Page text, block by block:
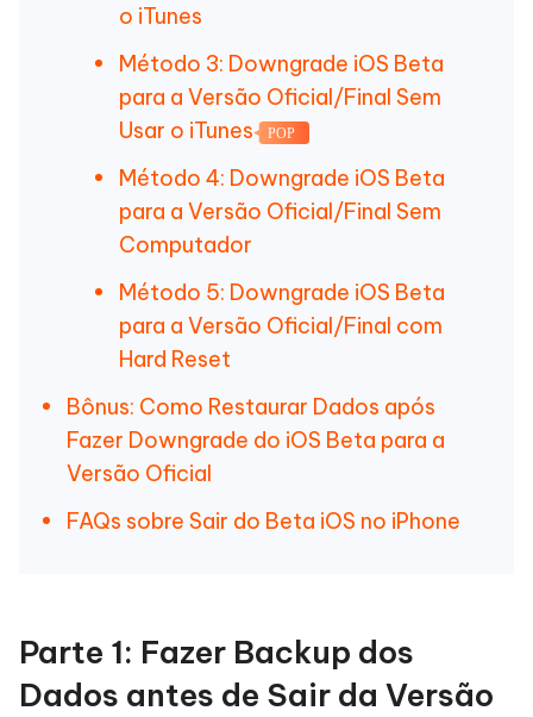
o iTunes
Método 3: Downgrade iOS Beta
para a Versão Oficial/Final Sem
Usar o iTunes
POP
Método 4: Downgrade iOS Beta
para a Versão Oficial/Final Sem
Computador
Método 5: Downgrade iOS Beta
para a Versão Oficial/Final com
Hard Reset
Bônus: Como Restaurar Dados após
Fazer Downgrade do iOS Beta para a
Versão Oficial
FAQs sobre Sair do Beta iOS no iPhone
Parte 1: Fazer Backup dos
Dados antes de Sair da Versão